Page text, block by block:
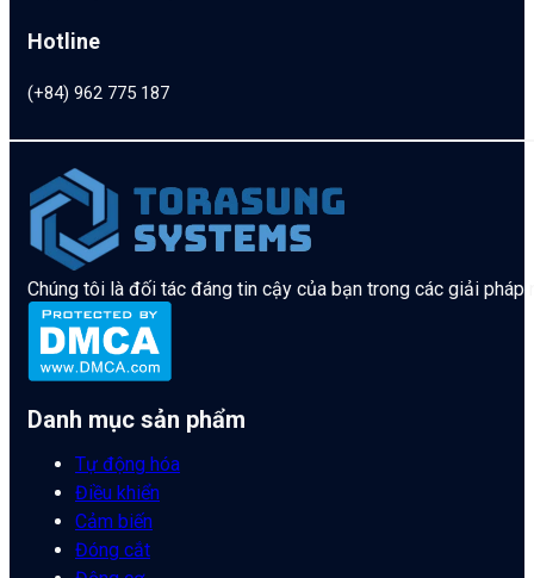
Hotline
(+84) 962 775 187
Chúng tôi là đối tác đáng tin cậy của bạn trong các giải pháp
Danh mục sản phẩm
Tự động hóa
Điều khiển
Cảm biến
Đóng cắt